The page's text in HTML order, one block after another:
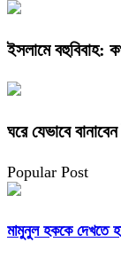
ইসলামে বহুবিবাহ:
ঘরে যেভাবে বানাবেন
Popular Post
মামুনুল হককে দেখতে